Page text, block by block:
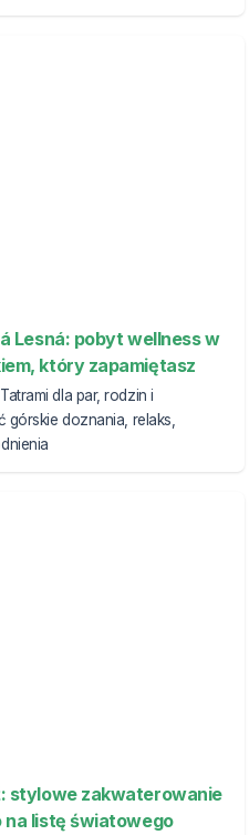
Lesná: pobyt wellness w
który zapamiętasz
dla par, rodzin i
górskie doznania, relaks,
stylowe zakwaterowanie
na listę światowego